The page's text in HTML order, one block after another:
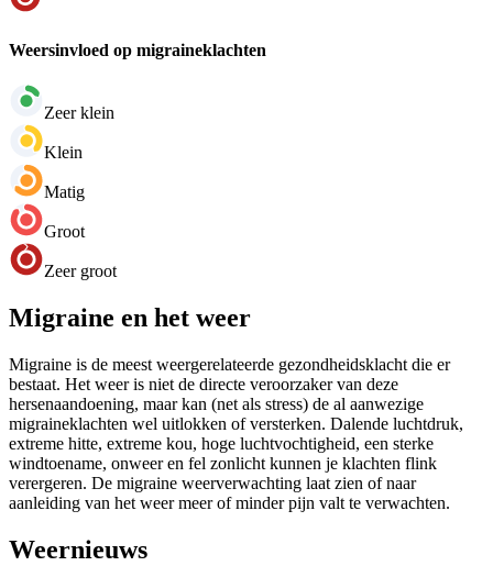
Weersinvloed op migraineklachten
Zeer klein
Klein
Matig
Groot
Zeer groot
Migraine en het weer
Migraine is de meest weergerelateerde gezondheidsklacht die er
bestaat. Het weer is niet de directe veroorzaker van deze
hersenaandoening, maar kan (net als stress) de al aanwezige
migraineklachten wel uitlokken of versterken. Dalende luchtdruk,
extreme hitte, extreme kou, hoge luchtvochtigheid, een sterke
windtoename, onweer en fel zonlicht kunnen je klachten flink
verergeren. De migraine weerverwachting laat zien of naar
aanleiding van het weer meer of minder pijn valt te verwachten.
Weernieuws